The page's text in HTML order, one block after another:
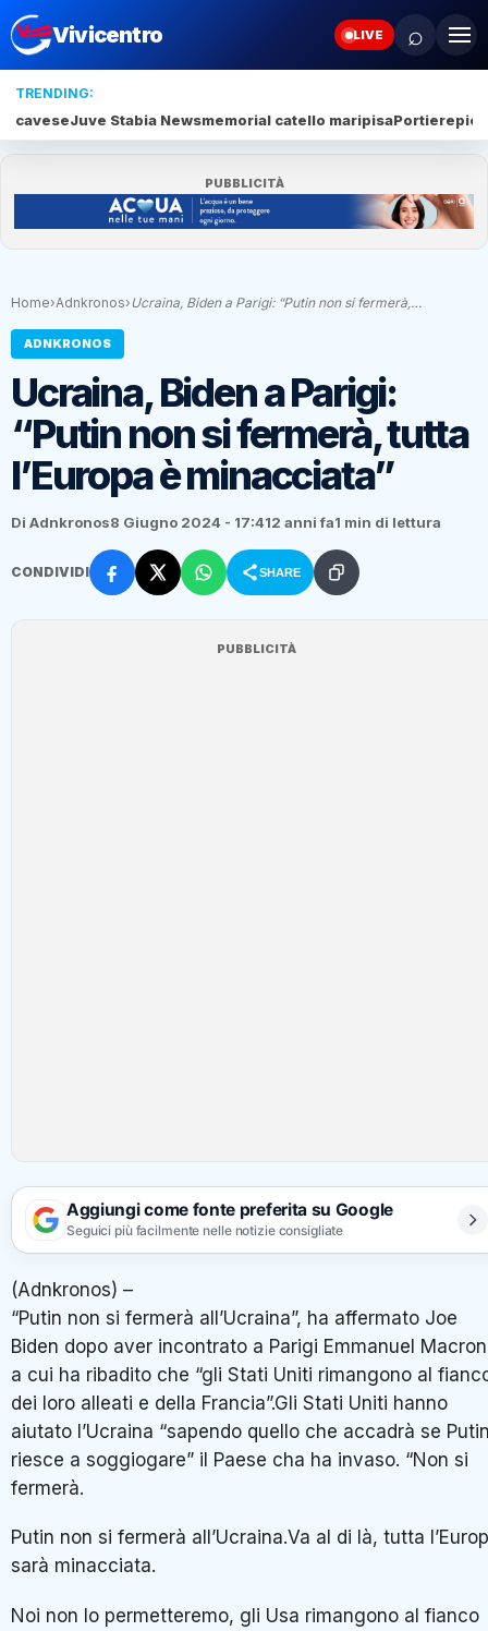
Vivicentro LIVE ⌕
TRENDING:
caveseJuve Stabia Newsmemorial catello maripisaPortiere
PUBBLICITÀ
Home›Adnkronos›Ucraina, Biden a Parigi: “Putin non si fermerà,…
ADNKRONOS
Ucraina, Biden a Parigi:
“Putin non si fermerà, tutta
l’Europa è minacciata”
Di Adnkronos8 Giugno 2024 - 17:412 anni fa1 min di lettura
CONDIVIDI SHARE
PUBBLICITÀ
Aggiungi come fonte preferita su Google
Seguici più facilmente nelle notizie consigliate
(Adnkronos) –
“Putin non si fermerà all’Ucraina”, ha affermato Joe
Biden dopo aver incontrato a Parigi Emmanuel
a cui ha ribadito che “gli Stati Uniti rimangono al
dei loro alleati e della Francia”.Gli Stati Uniti hanno
aiutato l’Ucraina “sapendo quello che accadrà se
riesce a soggiogare” il Paese cha ha invaso. “Non si
fermerà.
Putin non si fermerà all’Ucraina.Va al di là, tutta
sarà minacciata.
Noi non lo permetteremo, gli Usa rimangono al fianco